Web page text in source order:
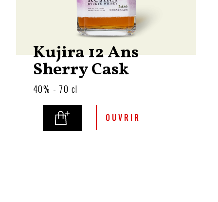
Kujira 12 Ans
Sherry Cask
40% - 70 cl
OUVRIR